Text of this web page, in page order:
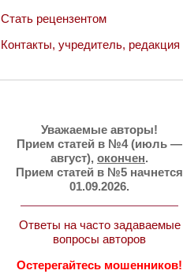
Стать рецензентом
Контакты, учредитель, редакция
Уважаемые авторы!
Прием статей в №4 (июль —
август), окончен.
Прием статей в №5 начнется
01.09.2026.
Ответы на часто задаваемые
вопросы авторов
Остерегайтесь мошенников!